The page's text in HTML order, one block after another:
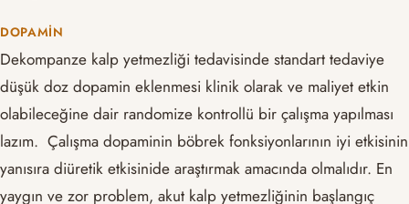
DOPAMIN
Dekompanze kalp yetmezliği tedavisinde standart tedaviye
düşük doz dopamin eklenmesi klinik olarak ve maliyet etkin
olabileceğine dair randomize kontrollü bir çalışma yapılması
lazım. Çalışma dopaminin böbrek fonksiyonlarının iyi etkisinin
yanısıra diüretik etkisinide araştırmak amacında olmalıdır. En
yaygın ve zor problem, akut kalp yetmezliğinin başlangıç